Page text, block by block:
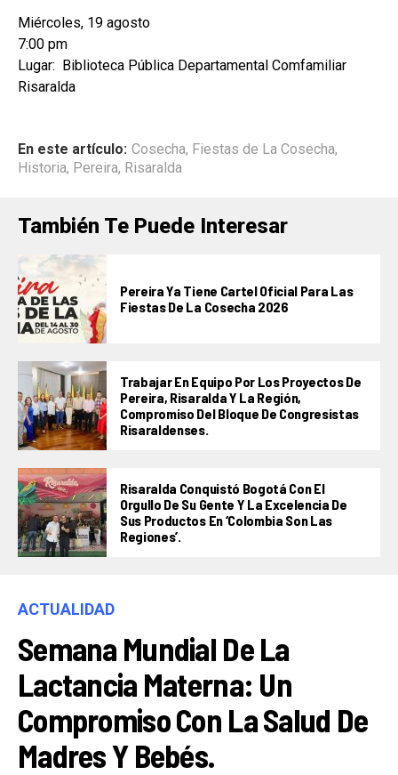
Miércoles, 19 agosto
7:00 pm
Lugar: Biblioteca Pública Departamental Comfamiliar
Risaralda
En este artículo: Cosecha, Fiestas de La Cosecha,
Historia, Pereira, Risaralda
También Te Puede Interesar
Pereira Ya Tiene Cartel Oficial Para Las
Fiestas De La Cosecha 2026
Trabajar En Equipo Por Los Proyectos De
Pereira, Risaralda Y La Región,
Compromiso Del Bloque De Congresistas
Risaraldenses.
Risaralda Conquistó Bogotá Con El
Orgullo De Su Gente Y La Excelencia De
Sus Productos En ‘Colombia Son Las
Regiones’.
ACTUALIDAD
Semana Mundial De La
Lactancia Materna: Un
Compromiso Con La Salud De
Madres Y Bebés.